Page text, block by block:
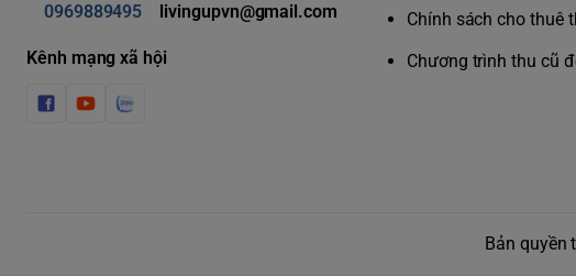
0969889495
livingupvn@gmail.com
Kênh mạng xã hội
Chính sách cho thuê
Chương trình thu cũ
Bản quyền